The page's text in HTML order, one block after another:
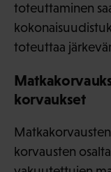
toteuttaminen
toteuttaa
korvaukset
korvausten